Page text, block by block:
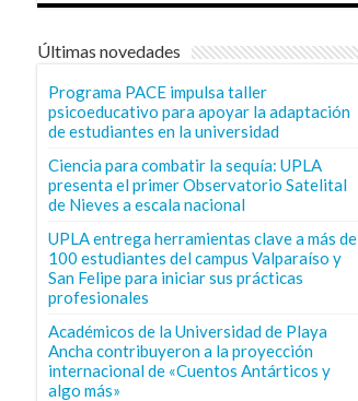
Últimas novedades
Programa PACE impulsa taller
psicoeducativo para apoyar la adaptación
de estudiantes en la universidad
Ciencia para combatir la sequía: UPLA
presenta el primer Observatorio Satelital
de Nieves a escala nacional
UPLA entrega herramientas clave a más de
100 estudiantes del campus Valparaíso y
San Felipe para iniciar sus prácticas
profesionales
Académicos de la Universidad de Playa
Ancha contribuyeron a la proyección
internacional de «Cuentos Antárticos y
algo más»